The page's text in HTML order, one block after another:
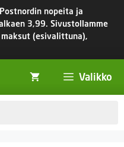
nopeita ja
3,99. Sivustollamme
(esivalittuna),
Valikko